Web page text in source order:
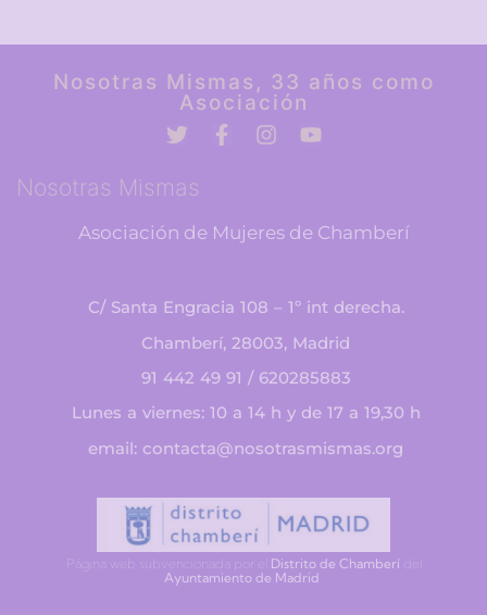
Nosotras Mismas, 33 años como
Asociación
Nosotras Mismas
Asociación de Mujeres de Chamberí
C/ Santa Engracia 108 – 1º int derecha.
Chamberí, 28003, Madrid
91 442 49 91 / 620285883
Lunes a viernes: 10 a 14 h y de 17 a 19,30 h
email: contacta@nosotrasmismas.org
Página web subvencionada por el Distrito de Chamberídel
Ayuntamiento de Madrid